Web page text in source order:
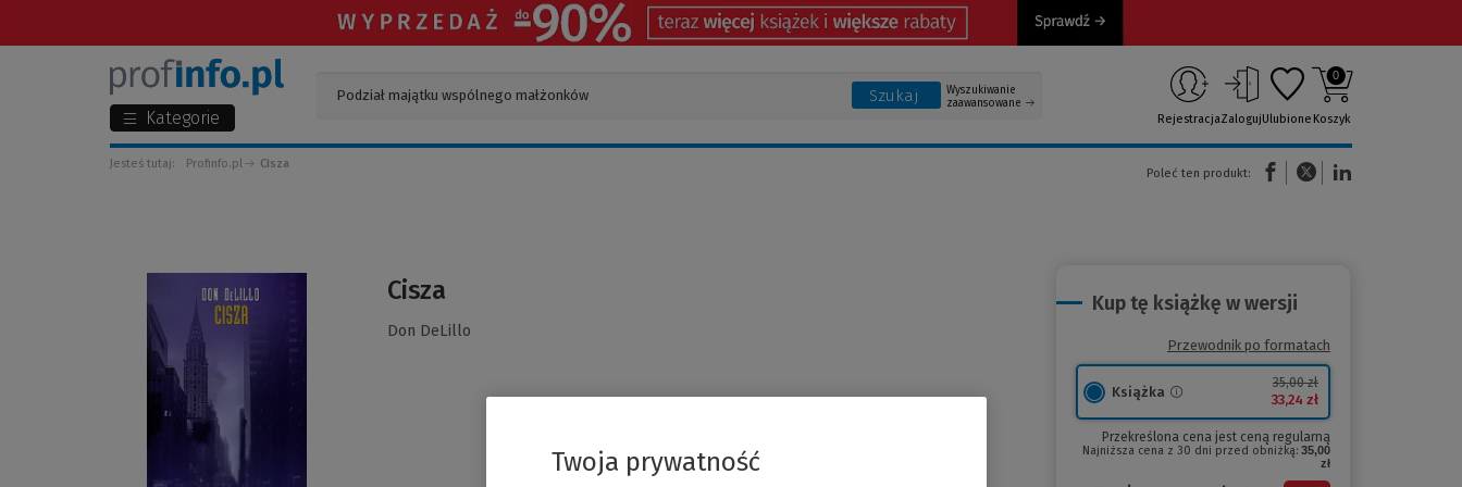
Kategorie
Szukaj
Wyszukiwanie
zaawansowane
RejestracjaZalogujUlubione
0
Koszyk
Jesteś tutaj: Profinfo.pl Cisza
Poleć ten produkt:
(Nowe okno)(Link do innej strony)
Cisza
Don DeLillo
Kup tę książkę w wersji
Przewodnik po formatach
Książka
35,00 zł
33,24 zł
Przekreślona cena jest ceną regularną
Najniższa cena z 30 dni przed obniżką: 35,00
zł
Twoja prywatność